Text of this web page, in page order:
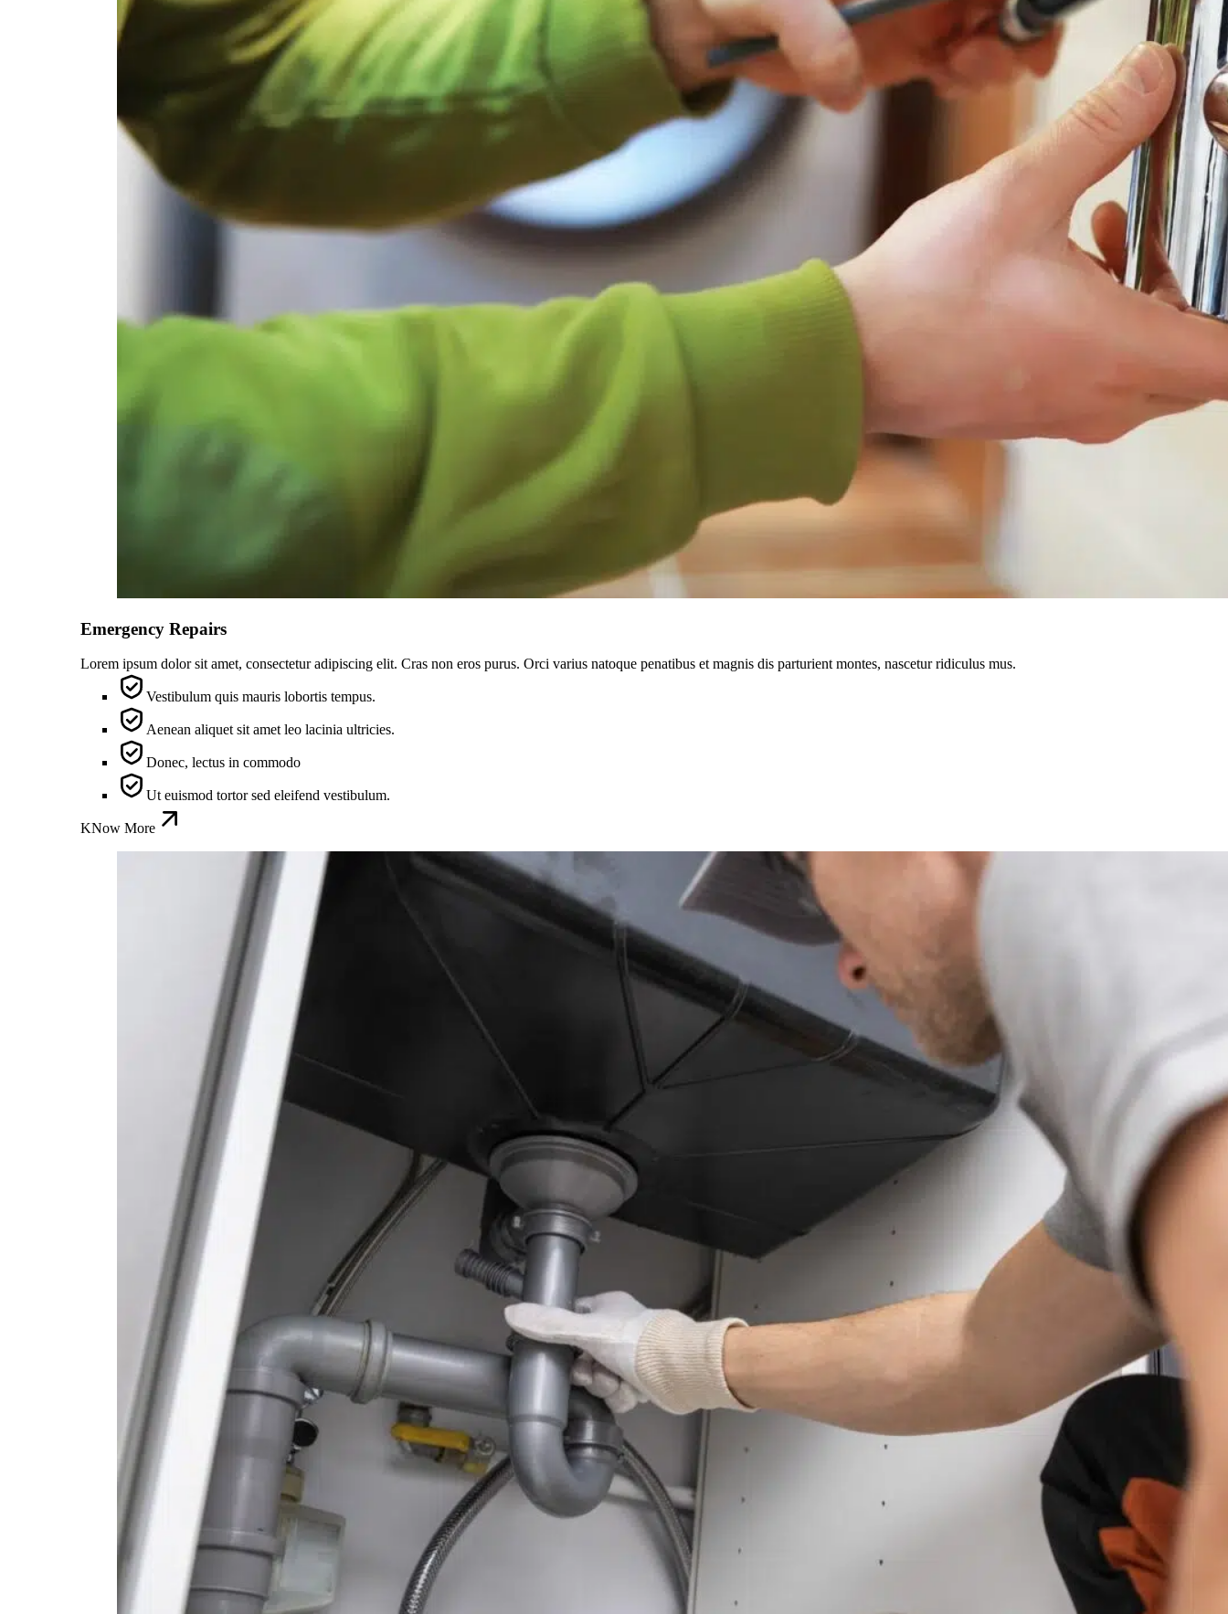
Emergency Repairs
Lorem ipsum dolor sit amet, consectetur adipiscing elit. Cras non eros purus. Orci varius natoque penatibus et magnis dis parturient montes, nascetur ridiculus mus.
Vestibulum quis mauris lobortis tempus.
Aenean aliquet sit amet leo lacinia ultricies.
Donec, lectus in commodo
Ut euismod tortor sed eleifend vestibulum.
KNow More